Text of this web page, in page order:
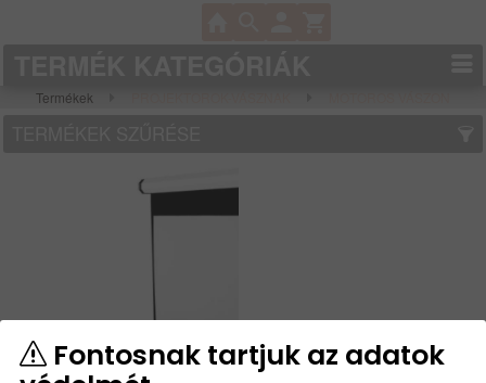
Termékek
Fontosnak tartjuk az adatok